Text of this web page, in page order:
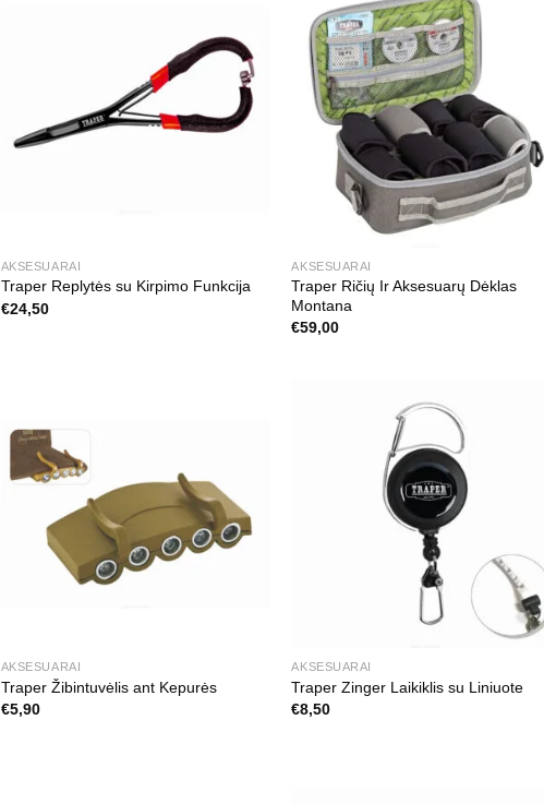
AKSESUARAI
Traper Replytės su Kirpimo Funkcija
€24,50
AKSESUARAI
Traper Ričių Ir Aksesuarų Dėklas
Montana
€59,00
AKSESUARAI
Traper Žibintuvėlis ant Kepurės
€5,90
AKSESUARAI
Traper Zinger Laikiklis su Liniuote
€8,50